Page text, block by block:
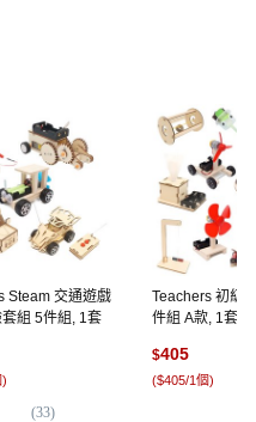
Steam 交通遊戲
組 5件組, 1套
)
(33)
Teachers 初級
件組 A款, 1套
$405
($405/1個)